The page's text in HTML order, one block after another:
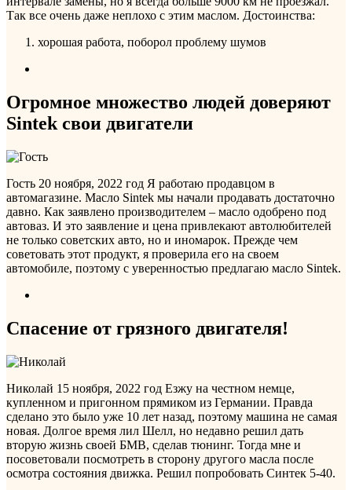
Так все очень даже неплохо с этим маслом. Достоинства:
хорошая работа, поборол проблему шумов
Огромное множество людей доверяют
Sintek свои двигатели
Гость 20 ноября, 2022 год Я работаю продавцом в
автомагазине. Масло Sintek мы начали продавать достаточно
давно. Как заявлено производителем – масло одобрено под
автоваз. И это заявление и цена привлекают автолюбителей
не только советских авто, но и иномарок. Прежде чем
советовать этот продукт, я проверила его на своем
автомобиле, поэтому с уверенностью предлагаю масло Sintek.
Спасение от грязного двигателя!
Николай 15 ноября, 2022 год Езжу на честном немце,
купленном и пригонном прямиком из Германии. Правда
сделано это было уже 10 лет назад, поэтому машина не самая
новая. Долгое время лил Шелл, но недавно решил дать
вторую жизнь своей БМВ, сделав тюнинг. Тогда мне и
посоветовали посмотреть в сторону другого масла после
осмотра состояния движка. Решил попробовать Синтек 5-40.